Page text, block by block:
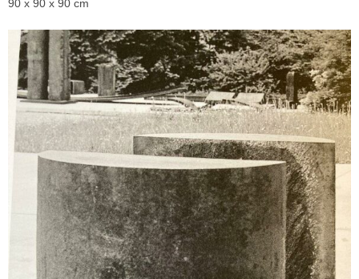
90 x 90 x 90 cm